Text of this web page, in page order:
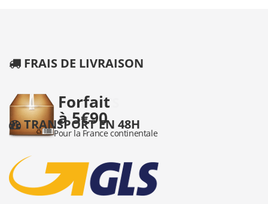
FRAIS DE LIVRAISON
TRANSPORT EN 48H